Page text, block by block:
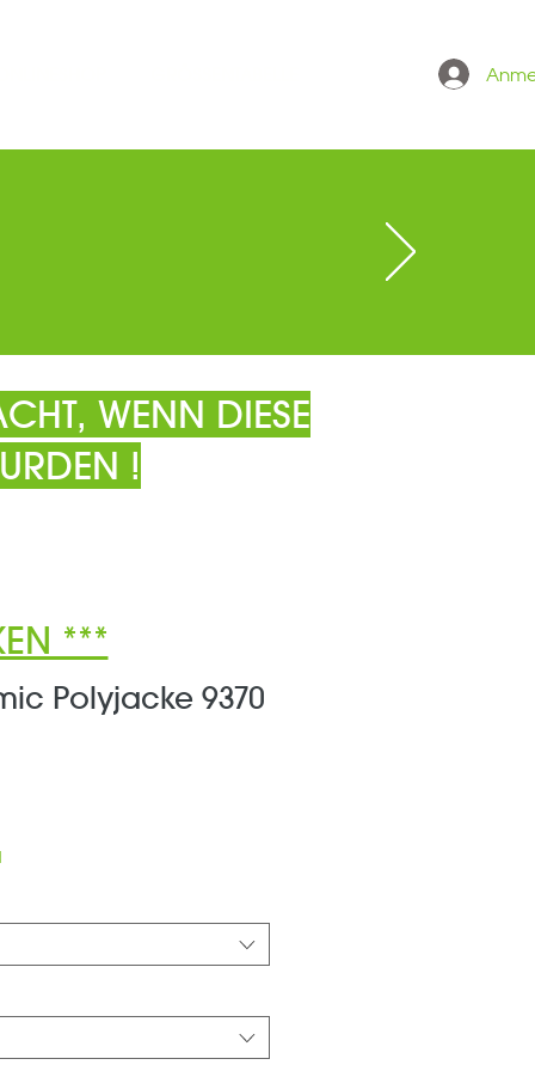
WENN DIESE
!
Polyjacke 9370
***